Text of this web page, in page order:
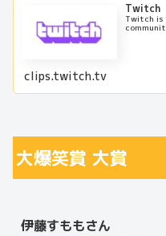
Twitch
Twitch is
clips.twitch.tv
大爆笑賞 大賞
伊藤すももさん